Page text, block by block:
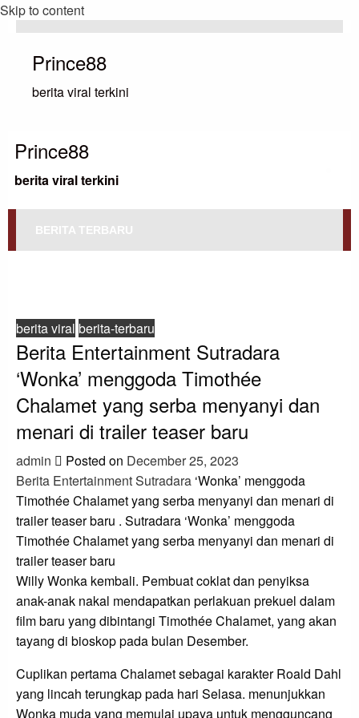
Skip to content
Prince88
berita viral terkini
Prince88
berita viral terkini
BERITA TERBARU
berita viral berita-terbaru
Berita Entertainment Sutradara
‘Wonka’ menggoda Timothée
Chalamet yang serba menyanyi dan
menari di trailer teaser baru
admin Posted on December 25, 2023
Berita Entertainment Sutradara ‘Wonka’ menggoda
Timothée Chalamet yang serba menyanyi dan menari di
trailer teaser baru . Sutradara ‘Wonka’ menggoda
Timothée Chalamet yang serba menyanyi dan menari di
trailer teaser baru
Willy Wonka kembali. Pembuat coklat dan penyiksa
anak-anak nakal mendapatkan perlakuan prekuel dalam
film baru yang dibintangi Timothée Chalamet, yang akan
tayang di bioskop pada bulan Desember.
Cuplikan pertama Chalamet sebagai karakter Roald Dahl
yang lincah terungkap pada hari Selasa. menunjukkan
Wonka muda yang memulai upaya untuk mengguncang